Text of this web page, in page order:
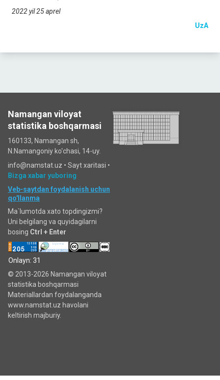
2022 yil 25 aprel
UzA
Namangan viloyat
statistika boshqarmasi
160133, Namangan sh,
N.Namangoniy ko'chasi, 14-uy.
info@namstat.uz • Sayt xaritasi •
Bizga xabar yuboring
Veb-saytdan foydalanish uchun
qo'llanma
Ma`lumotda xato topdingizmi?
Uni belgilang va quyidagilarni
bosing Ctrl + Enter
Onlayn: 31
© 2013-2026 Namangan viloyat
statistika boshqarmasi
Materiallardan foydalanganda
www.namstat.uz havolani
keltirish majburiy.